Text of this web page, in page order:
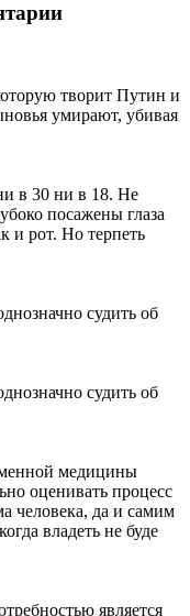
творит Путин и
умирают, убивая
в 30 ни в 18. Не
посажены глаза
и рот. Но терпеть
судить об
судить об
медицины
оценивать процесс
человека, да и самим
владеть не буде
является